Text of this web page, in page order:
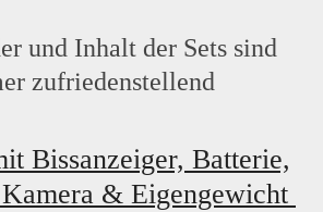
und Inhalt der Sets sind
zufriedenstellend
Bissanzeiger, Batterie,
& Eigengewicht